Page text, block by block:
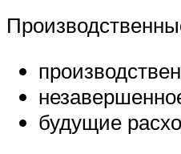
будущие